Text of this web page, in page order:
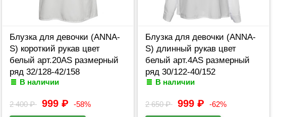
Блузка для девочки (ANNA-
S) короткий рукав цвет
белый арт.20AS размерный
ряд 32/128-42/158
В наличии
2 400₽ 999 ₽ -58%
Блузка для девочки (ANNA-
S) длинный рукав цвет
белый арт.4AS размерный
ряд 30/122-40/152
В наличии
2 650₽ 999 ₽ -62%